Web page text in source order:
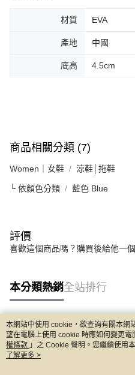
材質 EVA
產地 中國
底高 4.5cm
商品相關分類 (7)
Women｜女鞋 涼鞋│拖鞋
└ 依顏色分類 藍色 Blue
評價
喜歡這個商品嗎？購買後給他一
本分類熱銷全站排行
熱門標籤
本網站中使用 cookie，欲查詢有關本網
望在電腦上使用 cookie 時應如何變更
權條款 」之 Cookie 聲明。您繼續使用
用條款之 Cookie 聲明使用 cookie。
了解更多 >